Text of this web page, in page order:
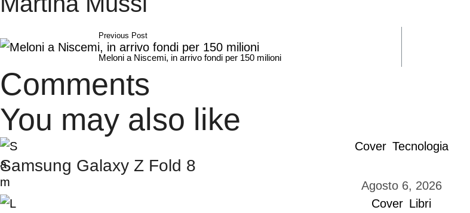
Previous Post
Meloni a Niscemi, in arrivo fondi per 150 milioni
Comments
You may also like
Cover Tecnologia
Samsung Galaxy Z Fold 8
Agosto 6, 2026
Cover Libri